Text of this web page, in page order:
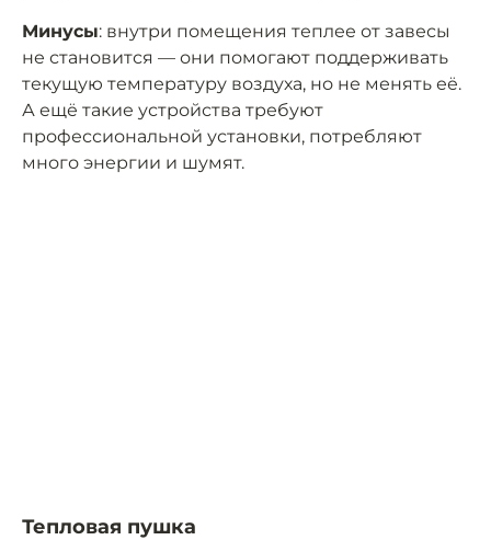
Минусы: внутри помещения теплее от завесы
не становится — они помогают поддерживать
текущую температуру воздуха, но не менять её.
А ещё такие устройства требуют
профессиональной установки, потребляют
много энергии и шумят.
Тепловая пушка